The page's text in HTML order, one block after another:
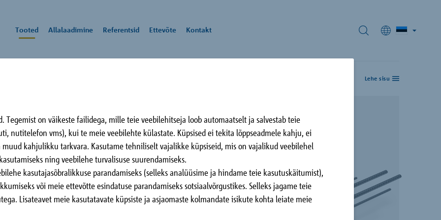
Tegemist on väikeste failidega, mille teie veebilehitseja loob automaatselt ja salvestab teie
nutitelefon vms), kui te meie veebilehte külastate. Küpsised ei tekita lõppseadmele kahju, ei
muud kahjulikku tarkvara. Kasutame tehniliselt vajalikke küpsiseid, mis on vajalikud veebilehel
ning veebilehe turvalisuse suurendamiseks.
kasutajasõbralikkuse parandamiseks (selleks analüüsime ja hindame teie kasutuskäitumist),
või meie ettevõtte esindatuse parandamiseks sotsiaalvõrgustikes. Selleks jagame teie
Lisateavet meie kasutatavate küpsiste ja asjaomaste kolmandate isikute kohta leiate meie
Tooted
suunatud tootelahendused ja süsteemid ei rakenduste jaoks.
Allalaadimine Referentsid
Berlin immergrün
Berlin, DE
Haus J
Trier, DE
Ettevõte
moto on vastu pidanud kauem kui 50 aastat, võib rääkida
„Edukaks saab see, kes olemasolevaid asju parandab või uusi asju
Kontakt
Lehe sisu
koormust
ühendamiseks
rõdu- ja